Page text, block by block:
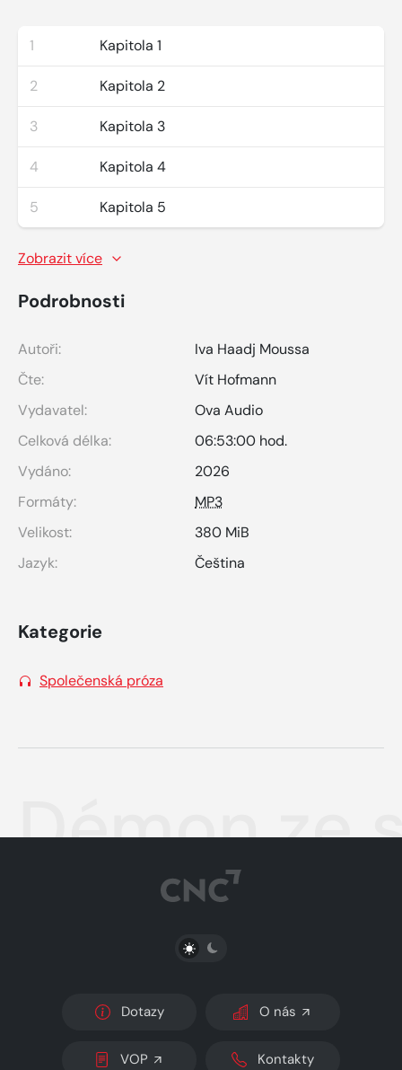
1 Kapitola 1
2 Kapitola 2
3 Kapitola 3
4 Kapitola 4
5 Kapitola 5
Zobrazit více
Podrobnosti
Autoři:
Iva Haadj Moussa
Čte:
Vít Hofmann
Vydavatel:
Ova Audio
Celková délka:
06:53:00 hod.
Vydáno:
2026
Formáty:
MP3
Velikost:
380 MiB
Jazyk:
Čeština
Kategorie
Společenská próza
Démon ze
PŘEPNOUT SVĚTLÝ/TMAVÝ REŽIM
Dotazy O nás
VOP Kontakty